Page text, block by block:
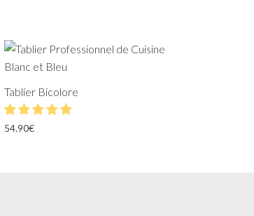
Tablier Bicolore
54.90€